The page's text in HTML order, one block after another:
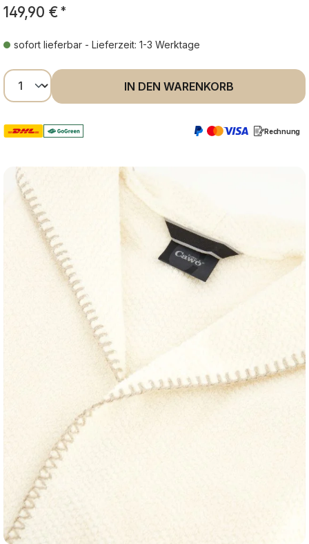
149,90 € *
sofort lieferbar - Lieferzeit: 1-3 Werktage
Produkt Anzahl: Gib den gewünschten
IN DEN WARENKORB
Rechnung